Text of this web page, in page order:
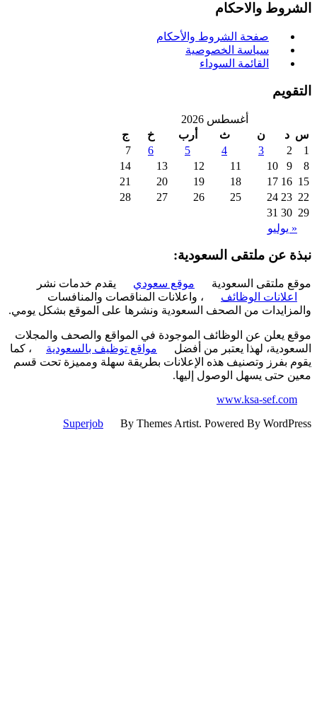
والاحكام
صفحة الشروط والأحكام
سياسة الخصوصية
القائمة السوداء
أغسطس 2026
د
ن
ج
7
10
16
17
23
24
30
31
يوليو
عن ملتقى السعودية:
ملتقى السعودية موقع سعودي
يقدم خدمات نشر
الوظائف
، واعلانات المناقصات والمنافسات
من الصحف السعودية ونشرها على الموقع بشكل يومي.
يعلن عن الوظائف الموجودة في المواقع والصحف والمجلات
لهذا يعتبر من أفضل
مواقع توظيف بالسعودية
، كما
بفرز وتصنيف هذه الإعلانات بطريقة سهلة ومميزة تحت قسم
حتى يسهل الوصول إليها.
www.ksa-
Superjob
By Themes Artist. Powered By